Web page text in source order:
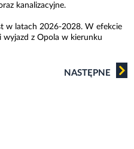
kanalizacyjne.
w latach 2026-2028. W efekcie
wyjazd z Opola w kierunku
NASTĘPNE